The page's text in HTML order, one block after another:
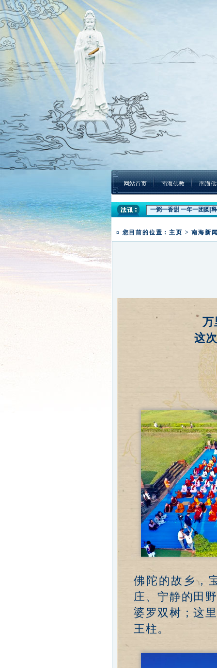
网站首页 南海佛教 南海
盛世钟鸣 祈福五洲|深圳
本焕学院2024年招生通告
一粥一香甜 一年一团圆|
¤ 您目前的位置：主页 >南海新
万
这
佛陀的故乡，
庄、宁静的田
婆罗双树；这
王柱。